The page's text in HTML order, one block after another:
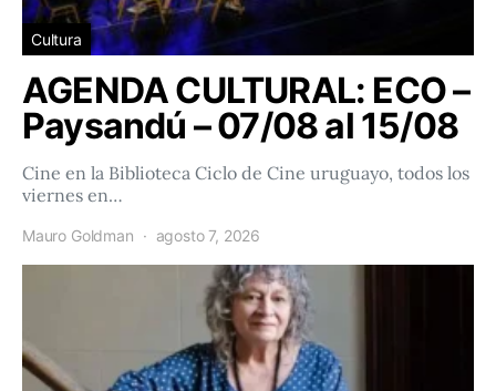
Cultura
AGENDA CULTURAL: ECO –
Paysandú – 07/08 al 15/08
Cine en la Biblioteca Ciclo de Cine uruguayo, todos los
viernes en…
Mauro Goldman agosto 7, 2026